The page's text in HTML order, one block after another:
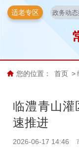
适老专区
您的位置： 首页 >
临澧青山灌
速推进
2026-06-17 14:46